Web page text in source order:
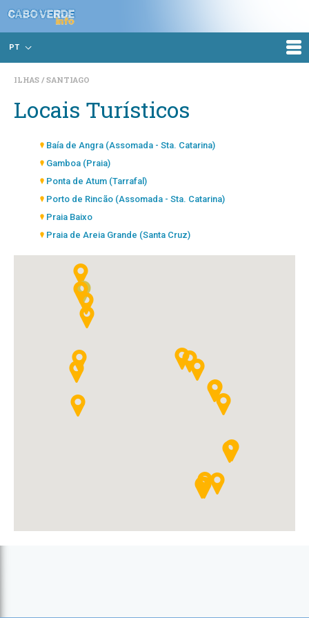
PT
ILHAS SANTIAGO
Locais Turísticos
Baía de Angra (Assomada - Sta. Catarina)
Gamboa (Praia)
Ponta de Atum (Tarrafal)
Porto de Rincão (Assomada - Sta. Catarina)
Praia Baixo
Praia de Areia Grande (Santa Cruz)
Praia de Charco (Assomada - Sta. Catarina)
Praia de Chão Bom
Praia de Coqueiro (Santa Cruz)
Praia de Mangue
Praia de Mangue (Santa Cruz)
Praia de Porto Fundo (Santa Cruz)
Praia de S. Francisco
Praia de São Francisco (S. Francisco)
Praia de Tarrafal (Tarrafal)